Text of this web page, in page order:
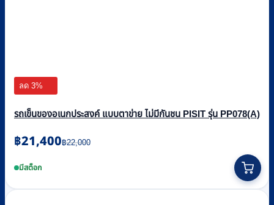
ลด 3%
รถเข็นของอเนกประสงค์ แบบตาข่าย ไม่มีกันชน PISIT รุ่น PP078(A)
฿22,000
Original
price
was:
฿21,400
Current
price
is:มีสต็อก